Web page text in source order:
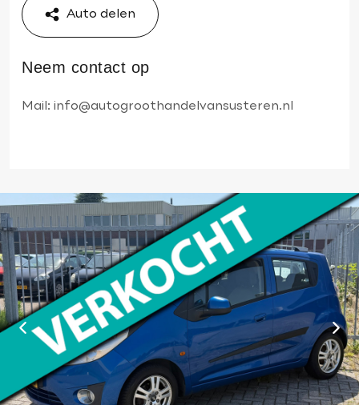
Auto delen
Neem contact op
Mail: info@autogroothandelvansusteren.nl